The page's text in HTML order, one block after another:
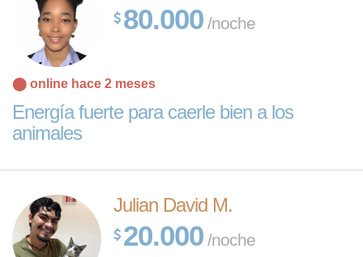
80.000 /noche
⬤ online hace 2 meses
Energía fuerte para caerle bien a los
animales
Julian David M.
20.000 /noche